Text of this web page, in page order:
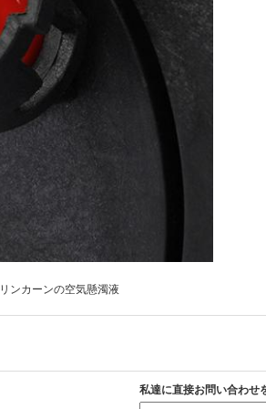
リンカーンの空気懸濁液
私達に直接お問い合わせ